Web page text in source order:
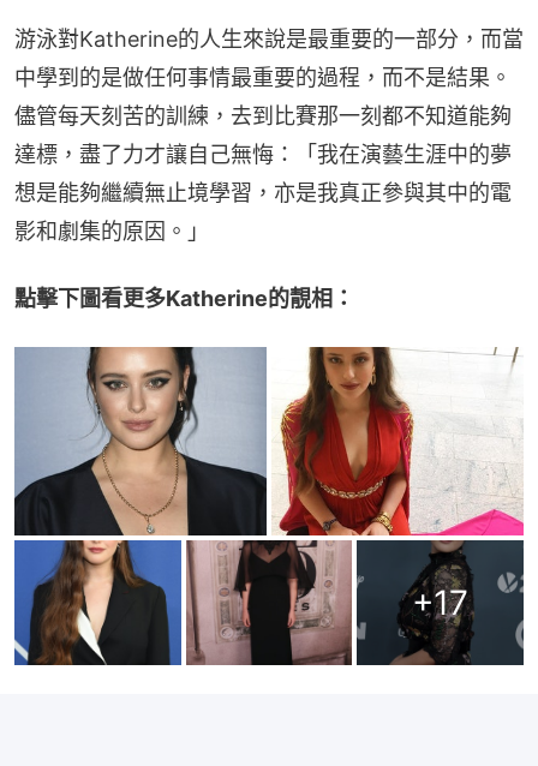
游泳對Katherine的人生來說是最重要的一部分，而當
中學到的是做任何事情最重要的過程，而不是結果。
儘管每天刻苦的訓練，去到比賽那一刻都不知道能夠
達標，盡了力才讓自己無悔：「我在演藝生涯中的夢
想是能夠繼續無止境學習，亦是我真正參與其中的電
影和劇集的原因。」
點擊下圖看更多Katherine的靚相：
+17